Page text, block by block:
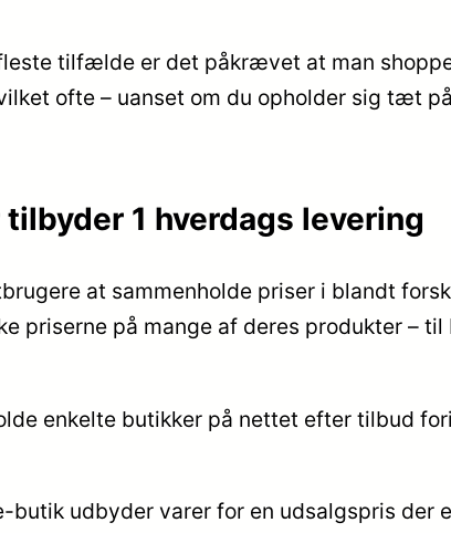
tilfælde er det påkrævet at man
ofte – uanset om du opholder sig tæt
1 hverdags levering
at sammenholde priser i blandt
på mange af deres produkter – til
enkelte butikker på nettet efter tilbud
butik udbyder varer for en udsalgspris der